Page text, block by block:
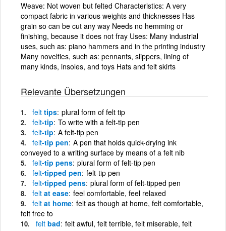
Weave: Not woven but felted Characteristics: A very
compact fabric in various weights and thicknesses Has
grain so can be cut any way Needs no hemming or
finishing, because it does not fray Uses: Many industrial
uses, such as: piano hammers and in the printing industry
Many novelties, such as: pennants, slippers, lining of
many kinds, insoles, and toys Hats and felt skirts
Relevante Übersetzungen
felt tips plural form of felt tip
felt-tip To write with a felt-tip pen
felt-tip A felt-tip pen
felt-tip pen A pen that holds quick-drying ink
conveyed to a writing surface by means of a felt nib
felt-tip pens plural form of felt-tip pen
felt-tipped pen felt-tip pen
felt-tipped pens plural form of felt-tipped pen
felt at ease feel comfortable, feel relaxed
felt at home felt as though at home, felt comfortable,
felt free to
felt bad felt awful, felt terrible, felt miserable, felt